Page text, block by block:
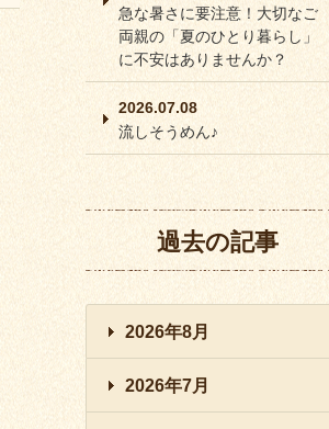
急な暑さに要注意！大切なご
両親の「夏のひとり暮らし」
に不安はありませんか？
2026.07.08
流しそうめん♪
過去の記事
2026年8月
2026年7月